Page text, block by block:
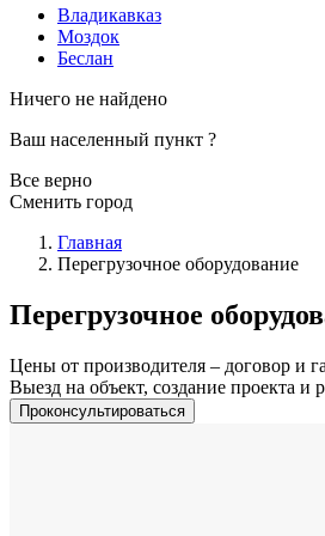
Владикавказ
Моздок
Беслан
Ничего не найдено
Ваш населенный пункт ?
Все верно
Сменить город
Главная
Перегрузочное оборудование
Перегрузочное
Цены от производителя – договор и
Выезд на объект, создание проекта и
Проконсультироваться